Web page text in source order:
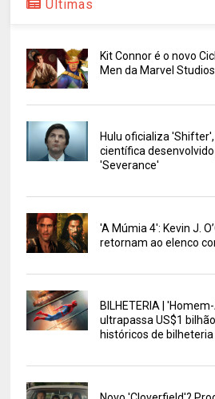
Últimas
Kit Connor é o novo
Men da Marvel Studios
Hulu oficializa
científica
'Severance'
'A Múmia 4': Kevin J.
retornam ao elenco
BILHETERIA |
ultrapassa US$1
históricos de bilheteria